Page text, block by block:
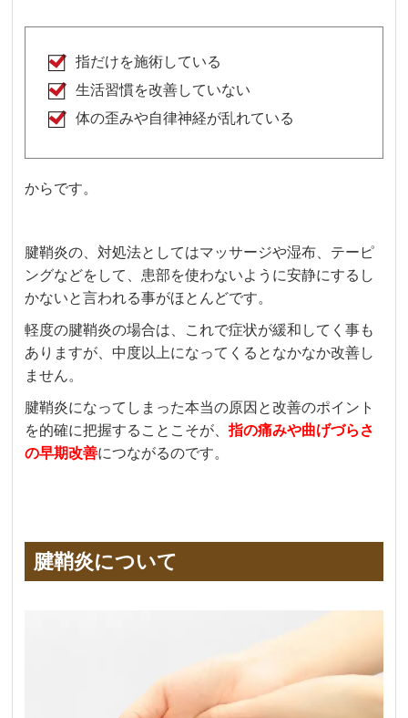
指だけを施術している
生活習慣を改善していない
体の歪みや自律神経が乱れている
からです。
腱鞘炎の、対処法としてはマッサージや湿布、テーピ
ングなどをして、患部を使わないように安静にするし
かないと言われる事がほとんどです。
軽度の腱鞘炎の場合は、これで症状が緩和してく事も
ありますが、中度以上になってくるとなかなか改善し
ません。
腱鞘炎になってしまった本当の原因と改善のポイント
を的確に把握することこそが、指の痛みや曲げづらさ
の早期改善につながるのです。
腱鞘炎について